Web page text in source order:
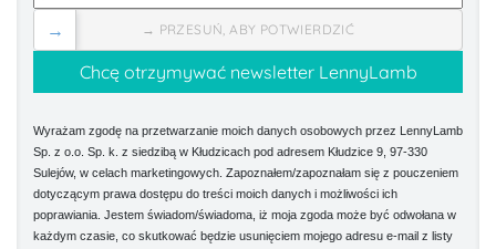
→ PRZESUŃ, ABY POTWIERDZIĆ
→
Wyrażam zgodę na przetwarzanie moich danych osobowych przez LennyLamb
Sp. z o.o. Sp. k. z siedzibą w Kłudzicach pod adresem Kłudzice 9, 97-330
Sulejów, w celach marketingowych. Zapoznałem/zapoznałam się z pouczeniem
dotyczącym prawa dostępu do treści moich danych i możliwości ich
poprawiania. Jestem świadom/świadoma, iż moja zgoda może być odwołana w
każdym czasie, co skutkować będzie usunięciem mojego adresu e-mail z listy